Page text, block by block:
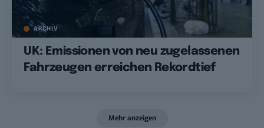
ARCHIV
UK: Emissionen von neu zugelassenen
Fahrzeugen erreichen Rekordtief
Mehr anzeigen